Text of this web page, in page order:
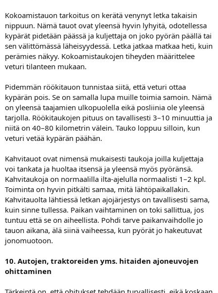
Kokoamistauon tarkoitus on kerätä venynyt letka takaisin
nippuun. Nämä tauot ovat yleensä hyvin lyhyitä, odotellessa
kypärät pidetään päässä ja kuljettaja on joko pyörän päällä tai
sen välittömässä läheisyydessä. Letka jatkaa matkaa heti, kuin
perämies näkyy. Kokoamistaukojen tiheyden määrittelee
veturi tilanteen mukaan.
Pidemmän röökitauon tunnistaa siitä, että veturi ottaa
kypärän pois. Se on samalla lupa muille toimia samoin. Nämä
on yleensä taajamien ulkopuolella eikä posliinia ole yleensä
tarjolla. Röökitaukojen pituus on tavallisesti 3–10 minuuttia ja
niitä on 40–80 kilometrin välein. Tauko loppuu silloin, kun
veturi vetää kypärän päähän.
Kahvitauot ovat nimensä mukaisesti taukoja joilla kuljettaja
voi tankata ja huoltaa itsensä ja yleensä myös pyöränsä.
Kahvitaukoja on normaalilla ilta-ajelulla normaalisti 1–2 kpl.
Toiminta on hyvin pitkälti samaa, mitä lähtöpaikallakin.
Kahvitauolta lähtiessä letkan ajojärjestys on tavallisesti sama,
kuin sinne tullessa. Paikan vaihtaminen on toki sallittua, jos
tuntuu että se on aiheellista. Pohdi tarve paikanvaihdolle jo
tauon aikana, älä siinä vaiheessa, kun pyörät jo hakeutuvat
jonomuotoon.
10. Autojen, traktoreiden yms. hitaiden ajoneuvojen
ohittaminen